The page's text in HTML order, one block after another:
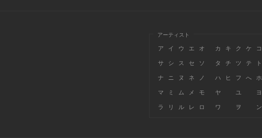
アーティスト
ア イ ウ エ オ カ キ ク ケ コ
サ シ ス セ ソ タ チ ツ テ ト
ナ ニ ヌ ネ ノ ハ ヒ フ へ ホ
マ ミ ム メ モ ヤ ユ ヨ
ラ リ ル レ ロ ワ ヲ ン